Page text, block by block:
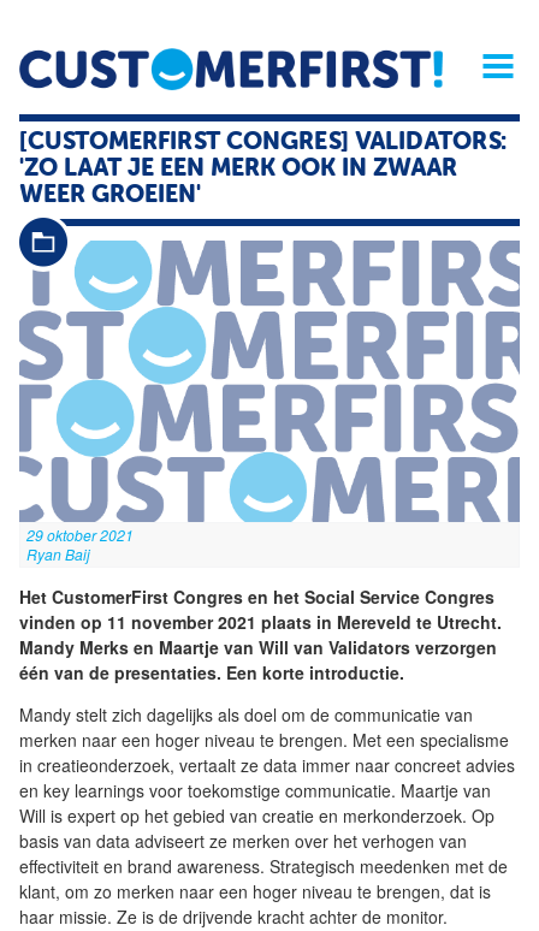
Home Opinie Archief
Magazine
Service
Buyers'Guide
[CUSTOMERFIRST CONGRES] VALIDATORS:
'ZO LAAT JE EEN MERK OOK IN ZWAAR
WEER GROEIEN'
29 oktober 2021
Ryan Baij
Het CustomerFirst Congres en het Social Service Congres
vinden op 11 november 2021 plaats in Mereveld te Utrecht.
Mandy Merks en Maartje van Will van Validators verzorgen
één van de presentaties. Een korte introductie.
Mandy stelt zich dagelijks als doel om de communicatie van
merken naar een hoger niveau te brengen. Met een specialisme
in creatieonderzoek, vertaalt ze data immer naar concreet advies
en key learnings voor toekomstige communicatie. Maartje van
Will is expert op het gebied van creatie en merkonderzoek. Op
basis van data adviseert ze merken over het verhogen van
effectiviteit en brand awareness. Strategisch meedenken met de
klant, om zo merken naar een hoger niveau te brengen, dat is
haar missie. Ze is de drijvende kracht achter de monitor.